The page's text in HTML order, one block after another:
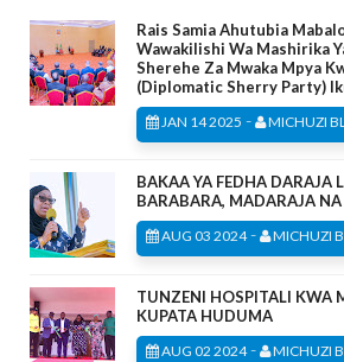
Rais Samia Ahutubia
Wawakilishi Wa Mashirika
Sherehe Za Mwaka Mpya
(Diplomatic Sherry Party)
JAN 14 2025 - MICHUZI
BAKAA YA FEDHA DARAJA
BARABARA, MADARAJA
AUG 03 2024- MICHUZI
TUNZENI HOSPITALI KWA
KUPATA HUDUMA
AUG 02 2024- MICHUZI